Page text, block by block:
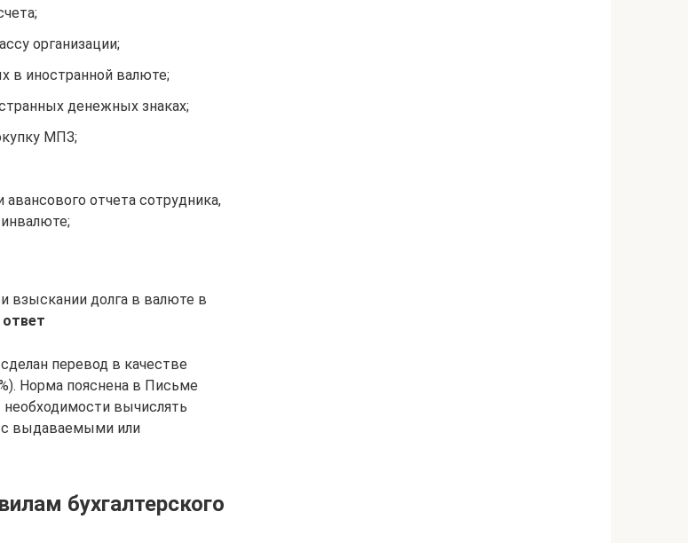
организации;
в иностранной валюте;
денежных знаках;
МПЗ;
отчета сотрудника,
взыскании долга в валюте в
перевод в качестве
Норма пояснена в Письме
вычислять
с выдаваемыми или
бухгалтерского